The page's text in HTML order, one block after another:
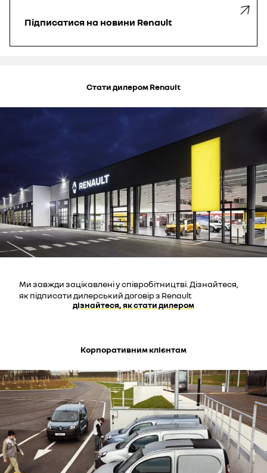
Підписатися на новини Renault
Стати дилером Renault
Ми завжди зацікавлені у співробітництві. Дізнайтеся,
як підписати дилерський договір з Renault
дізнайтеся, як стати дилером
Корпоративним клієнтам